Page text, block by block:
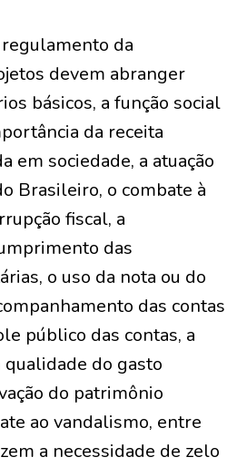
da
devem abranger
básicos, a função social
da receita
em sociedade, a atuação
Brasileiro, o combate à
fiscal, a
das
o uso da nota ou do
das contas
público das contas, a
do gasto
do patrimônio
ao vandalismo, entre
a necessidade de zelo